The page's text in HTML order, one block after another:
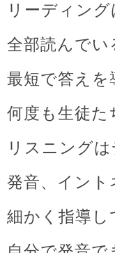
リーディン
全部読んでい
最短で答えを
何度も生徒た
リスニング
発音、イン
細かく指導し